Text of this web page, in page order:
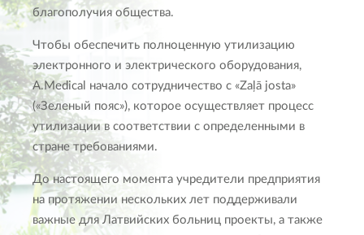
благополучия общества.
Чтобы обеспечить полноценную утилизацию
электронного и электрического оборудования,
A.Medical начало сотрудничество с «Zaļā josta»
(«Зеленый пояс»), которое осуществляет процесс
утилизации в соответствии с определенными в
стране требованиями.
До настоящего момента учредители предприятия
на протяжении нескольких лет поддерживали
важные для Латвийских больниц проекты, а также